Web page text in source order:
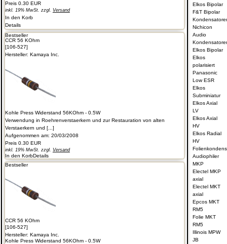
Preis 0.30 EUR
inkl. 19% MwSt. zzgl. Versand
In den Korb
Details
Bestseller
CCR 56 KOhm
[106-527]
Hersteller: Kamaya Inc.
Kohle Press Widerstand 56KOhm - 0.5W
Verwendung in Roehrenverstaerkern und zur Restauration von alten
Verstaerkern und [...]
Aufgenommen am: 20/03/2008
Preis 0.30 EUR
inkl. 19% MwSt. zzgl. Versand
In den KorbDetails
Bestseller
CCR 56 KOhm
[106-527]
Hersteller: Kamaya Inc.
Kohle Press Widerstand 56KOhm - 0.5W
Elkos Bipolar
F&T Bipolar
Nichicon
Audio
Elkos Bipolar
Elkos
polarisiert
Panasonic
Low ESR
Elkos
Subminiatur
Elkos Axial
LV
Elkos Axial
HV
Elkos Radial
HV
Audiophiler
MKP
Electel MKP
axial
Electel MKT
axial
Epcos MKT
RM5
Folie MKT
RM5
Illinois MPW
JB